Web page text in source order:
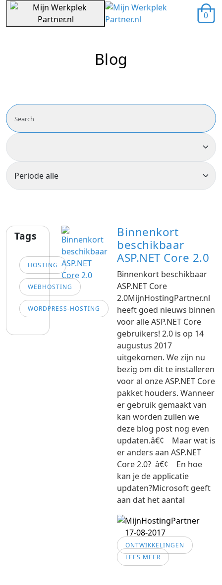
0
Blog
Tags
HOSTING
WEBHOSTING
WORDPRESS-HOSTING
Binnenkort
beschikbaar
ASP.NET Core 2.0
Binnenkort beschikbaar
ASP.NET Core
2.0MijnHostingPartner.nl
heeft goed nieuws binnen
voor alle ASP.NET Core
gebruikers! 2.0 is op 14
augustus 2017
uitgekomen. We zijn nu
bezig om dit te installeren
voor al onze ASP.NET Core
pakket houders. Wanneer
er gebruik gemaakt van
kan worden zullen we
deze blog post nog even
updaten.â€¢ Maar wat is
er anders aan ASP.NET
Core 2.0? â€¢ En hoe
kan je de applicatie
updaten?Microsoft geeft
aan dat het aantal
17-08-2017
ONTWIKKELINGEN
LEES MEER